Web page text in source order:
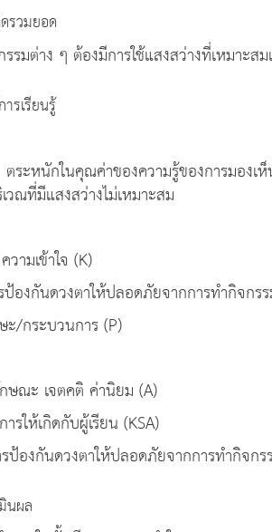
รวมยอด
รมต่าง ๆ ต้องมีการใช้แสงสว่างที่เหมาะส
รเรียนรู้
ในคุณค่าของความรู้ของการมองเห็น
บริเวณที่มีแสงสว่างไม่เหม
ามเข้าใจ (K)
องกันดวงตาให้ปลอดภัยจากการทำกิจกร
ระบวนการ (P)
ะ เจตคติ ค่านิยม (A)
รให้เกิดกับผู้เรียน (KSA)
ป้องกันดวงตาให้ปลอดภัยจากการทำกิจก
นผล